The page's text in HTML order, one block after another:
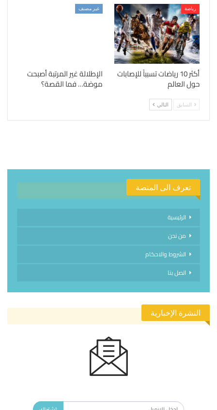
رياضة
أكثر 10 رياضات تسبباً للإصابات
حول العالم
غير مصنف
الإطلالة غير المرتبة أصبحت
موضة… فما القصة؟
السابق التالي
تعرف الى المنصة
الرئيسية
من نحن
الشروط والاحكام
اتصل بنا
النشرة الإخبارية